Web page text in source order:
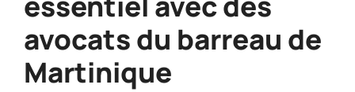
avocats du barreau de
Martinique